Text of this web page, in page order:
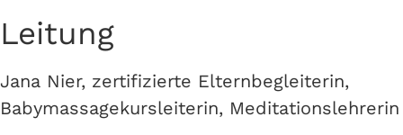
Leitung
Jana Nier, zertifizierte Elternbegleiterin,
Babymassagekursleiterin, Meditationslehrerin